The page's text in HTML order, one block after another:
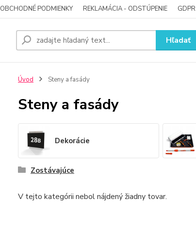
OBCHODNÉ PODMIENKY REKLAMÁCIA - ODSTÚPENIE GDPR
Hľadať
Úvod Steny a fasády
Steny a fasády
Dekorácie
Zostávajúce
V tejto kategórii nebol nájdený žiadny tovar.